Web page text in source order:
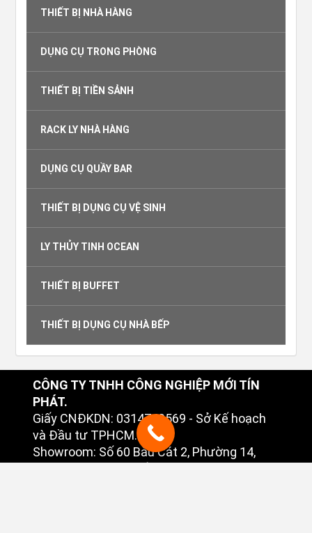
THIẾT BỊ NHÀ HÀNG
DỤNG CỤ TRONG PHÒNG
THIẾT BỊ TIỀN SẢNH
RACK LY NHÀ HÀNG
DỤNG CỤ QUẦY BAR
THIẾT BỊ DỤNG CỤ VỆ SINH
LY THỦY TINH OCEAN
THIẾT BỊ BUFFET
THIẾT BỊ DỤNG CỤ NHÀ BẾP
CÔNG TY TNHH CÔNG NGHIỆP MỚI TÍN
PHÁT.
Giấy CNĐKDN: 0314749569 - Sở Kế hoạch
và Đầu tư TPHCM.
Showroom: Số 60 Bàu Cát 2, Phường 14,